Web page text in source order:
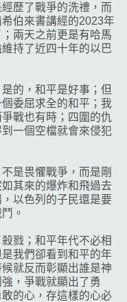
歷了戰爭的洗禮，而
伯來書講經的2023年
兩天之前更是有哈馬
持了近四十年的以巴
的，和平是好事；但
委屈求全的和平；我
戰也有時；四圍的仇
一個空檔就會來侵犯
是畏懼戰爭，而是剛
其來的爆炸和飛過去
以色列的子民還是要
。
戮；和平年代不必相
我們卻看到和平的年
就反而彰顯出誰是神
，爭戰就顯出了勇
的心，存這樣的心必